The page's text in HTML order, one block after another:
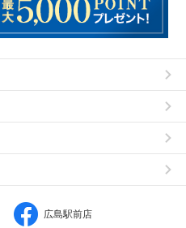
広島駅前店